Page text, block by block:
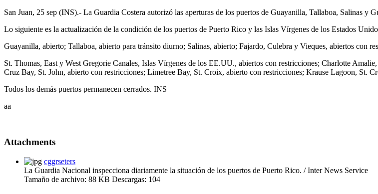
San Juan, 25 sep (INS).- La Guardia Costera autorizó las aperturas de los puertos de Guayanilla, Tallaboa, Salinas y
Lo siguiente es la actualización de la condición de los puertos de Puerto Rico y las Islas Vírgenes de los Estados
Guayanilla, abierto; Tallaboa, abierto para tránsito diurno; Salinas, abierto; Fajardo, Culebra y Vieques, abiertos con
St. Thomas, East y West Gregorie Canales, Islas Vírgenes de los EE.UU., abiertos con restricciones; Charlotte
Cruz Bay, St. John, abierto con restricciones; Limetree Bay, St. Croix, abierto con restricciones; Krause Lagoon, St.
Todos los demás puertos permanecen cerrados. INS
aa
Attachments
cggrseters
La Guardia Nacional inspecciona diariamente la situación de los puertos de Puerto Rico. / Inter News Service
Tamaño de archivo: 88 KB Descargas: 104